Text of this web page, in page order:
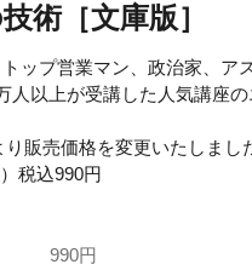
術［文庫版］
ップ営業マン、政治家、ア
人以上が受講した人気講座
販売価格を変更いたしまし
税込990円
990円